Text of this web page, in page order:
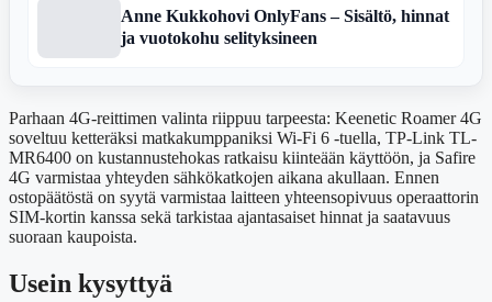
Anne Kukkohovi OnlyFans – Sisältö, hinnat
ja vuotokohu selityksineen
Parhaan 4G-reittimen valinta riippuu tarpeesta: Keenetic Roamer 4G
soveltuu ketteräksi matkakumppaniksi Wi-Fi 6 -tuella, TP-Link TL-
MR6400 on kustannustehokas ratkaisu kiinteään käyttöön, ja Safire
4G varmistaa yhteyden sähkökatkojen aikana akullaan. Ennen
ostopäätöstä on syytä varmistaa laitteen yhteensopivuus operaattorin
SIM-kortin kanssa sekä tarkistaa ajantasaiset hinnat ja saatavuus
suoraan kaupoista.
Usein kysyttyä